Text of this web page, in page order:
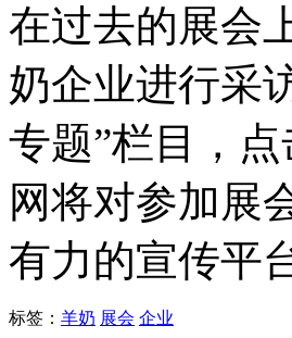
在过去的展会
奶企业进行采
专题”栏目，
网将对参加展
有力的宣传平
标签： 羊奶 展会 企业